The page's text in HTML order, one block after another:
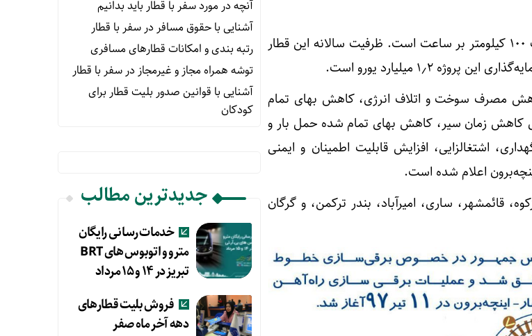
در بخش باری نیز اهداف طرح سیر قطار با سرعت ۱۰۰ کیلومتر بر ساعت است. ظرفیت سالانه این قطار
مصرف سوخت و اتلاف انرژی، کاهش بهای تمام
کاهش زمان سیر، کاهش بهای تمام شده حمل بار و
اشتغالزایی، افزایش قابلیت اطمینان و ایمنی
اعلام شده است.
قائمشهر، ساری، امیرآباد، بندر ترکمن، و گرگان
آنچه در مورد سفر با قطار باید بدانیم
آشنایی با حقوق مسافر در سفر با قطار
رتبه بندی و امکانات قطارهای مسافری
توشه همراه مجاز و غیرمجاز در سفر با قطار
آشنایی با قوانین صدور بلیت قطار برای
کودکان
جدیدترین مطالب
خدمات رسانی رایگان
مترو و اتوبوس های BRT
تبریز در ۱۴ و ۱۵ مرداد
فروش بلیت قطارهای
دهه آخر ماه صفر